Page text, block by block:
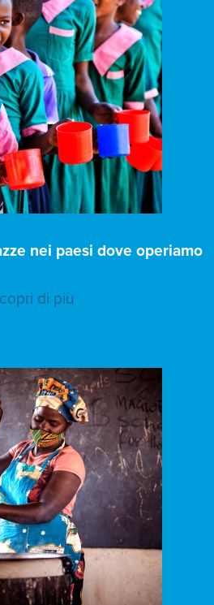
nei paesi dove operiamo
di più